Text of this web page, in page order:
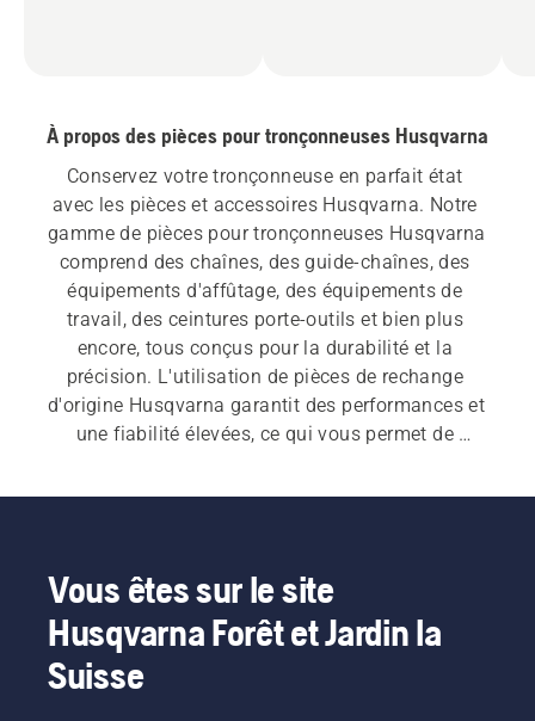
À propos des pièces pour tronçonneuses Husqvarna
Conservez votre tronçonneuse en parfait état
avec les pièces et accessoires Husqvarna. Notre
gamme de pièces pour tronçonneuses Husqvarna
comprend des chaînes, des guide-chaînes, des
équipements d'affûtage, des équipements de
travail, des ceintures porte-outils et bien plus
encore, tous conçus pour la durabilité et la
précision. L'utilisation de pièces de rechange
d'origine Husqvarna garantit des performances et
une fiabilité élevées, ce qui vous permet de
Explorez notre gamme complète et trouvez les
tâches.
Vous êtes sur le site
Husqvarna Forêt et Jardin la
Suisse